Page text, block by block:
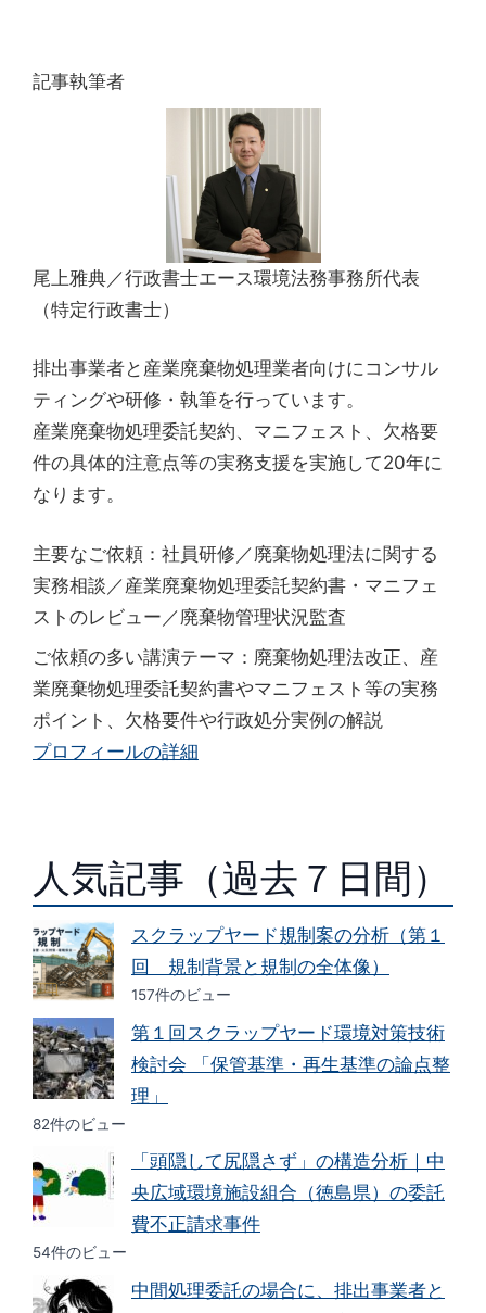
記事執筆者
尾上雅典／行政書士エース環境法務事務所代表
（特定行政書士）
排出事業者と産業廃棄物処理業者向けにコンサル
ティングや研修・執筆を行っています。
産業廃棄物処理委託契約、マニフェスト、欠格要
件の具体的注意点等の実務支援を実施して20年に
なります。
主要なご依頼：社員研修／廃棄物処理法に関する
実務相談／産業廃棄物処理委託契約書・マニフェ
ストのレビュー／廃棄物管理状況監査
ご依頼の多い講演テーマ：廃棄物処理法改正、産
業廃棄物処理委託契約書やマニフェスト等の実務
ポイント、欠格要件や行政処分実例の解説
プロフィールの詳細
人気記事（過去７日間）
スクラップヤード規制案の分析（第１
回 規制背景と規制の全体像）
157件のビュー
第１回スクラップヤード環境対策技術
検討会 「保管基準・再生基準の論点整
理」
82件のビュー
「頭隠して尻隠さず」の構造分析｜中
央広域環境施設組合（徳島県）の委託
費不正請求事件
54件のビュー
中間処理委託の場合に、排出事業者と